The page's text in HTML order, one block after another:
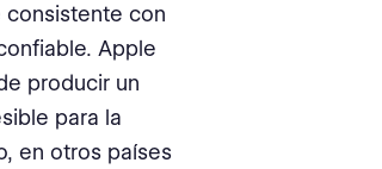
consistente con
Apple
producir un
para la
en otros países